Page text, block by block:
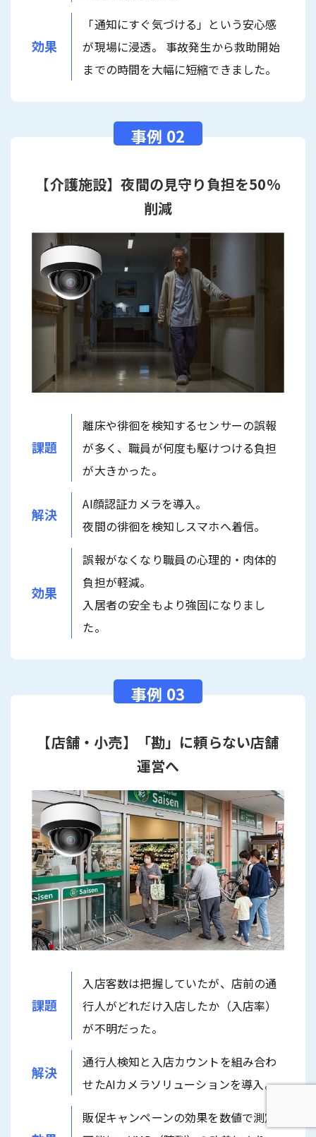
効果
「通知にすぐ気づける」という安心感
が現場に浸透。 事故発生から救助開始
までの時間を大幅に短縮できました。
【介護施設】夜間の見守り負担を50%
削減
課題
離床や徘徊を検知するセンサーの誤報
が多く、職員が何度も駆けつける負担
が大きかった。
解決
AI顔認証カメラを導入。
夜間の徘徊を検知しスマホへ着信。
効果
誤報がなくなり職員の心理的・肉体的
負担が軽減。
入居者の安全もより強固になりまし
た。
【店舗・小売】「勘」に頼らない店舗
運営へ
課題
入店客数は把握していたが、店前の通
行人がどれだけ入店したか（入店率）
が不明だった。
解決
通行人検知と入店カウントを組み合わ
せたAIカメラソリューションを導入。
販促キャンペーンの効果を数値で測定